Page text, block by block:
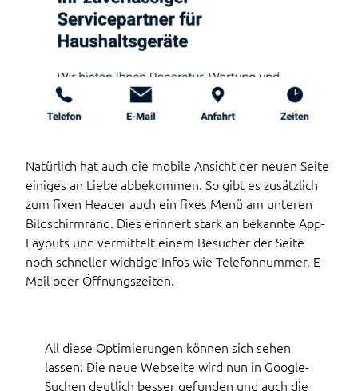
Natürlich hat auch die mobile Ansicht der neuen Seite
einiges an Liebe abbekommen. So gibt es zusätzlich
zum fixen Header auch ein fixes Menü am unteren
Bildschirmrand. Dies erinnert stark an bekannte App-
Layouts und vermittelt einem Besucher der Seite
noch schneller wichtige Infos wie Telefonnummer, E-
Mail oder Öffnungszeiten.
All diese Optimierungen können sich sehen
lassen: Die neue Webseite wird nun in Google-
Suchen deutlich besser gefunden und auch die